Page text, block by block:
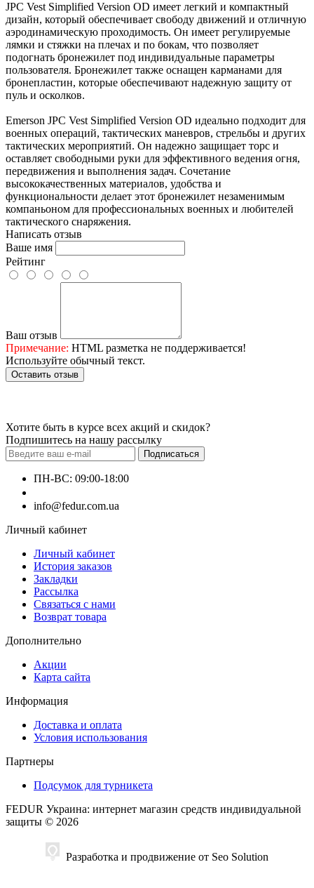
JPC Vest Simplified Version OD имеет легкий и компактный
дизайн, который обеспечивает свободу движений и отличную
аэродинамическую проходимость. Он имеет регулируемые
лямки и стяжки на плечах и по бокам, что позволяет
подогнать бронежилет под индивидуальные параметры
пользователя. Бронежилет также оснащен карманами для
бронепластин, которые обеспечивают надежную защиту от
пуль и осколков.
Emerson JPC Vest Simplified Version OD идеально подходит для
военных операций, тактических маневров, стрельбы и других
тактических мероприятий. Он надежно защищает торс и
оставляет свободными руки для эффективного ведения огня,
передвижения и выполнения задач. Сочетание
высококачественных материалов, удобства и
функциональности делает этот бронежилет незаменимым
компаньоном для профессиональных военных и любителей
тактического снаряжения.
Написать отзыв
Ваше имя
Рейтинг
Ваш отзыв
Примечание: HTML разметка не поддерживается!
Используйте обычный текст.
Оставить отзыв
Хотите быть в курсе всех акций и скидок?
Подпишитесь на нашу рассылку
Подписаться
ПН-ВС: 09:00-18:00
info@fedur.com.ua
Личный кабинет
Личный кабинет
История заказов
Закладки
Рассылка
Связаться с нами
Возврат товара
Дополнительно
Акции
Карта сайта
Информация
Доставка и оплата
Условия использования
Партнеры
Подсумок для турникета
FEDUR Украина: интернет магазин средств индивидуальной
защиты © 2026
Разработка и продвижение от Seo Solution